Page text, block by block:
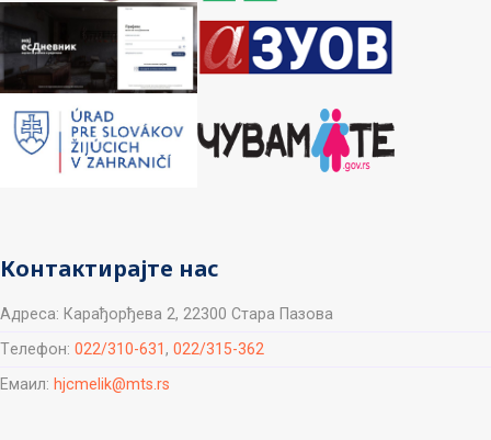
Контактирајте нас
Aдреса: Карађорђева 2, 22300 Стара Пазова
Tелефон: 022/310-631, 022/315-362
Емаил: hjcmelik@mts.rs